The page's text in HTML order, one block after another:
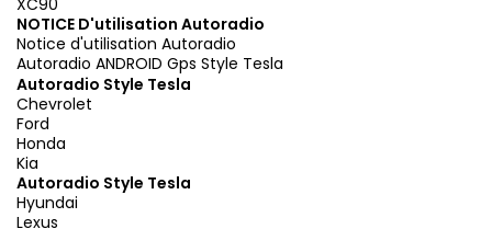
XC90
NOTICE D'utilisation Autoradio
Notice d'utilisation Autoradio
Autoradio ANDROID Gps Style Tesla
Autoradio Style Tesla
Chevrolet
Ford
Honda
Kia
Autoradio Style Tesla
Hyundai
Lexus